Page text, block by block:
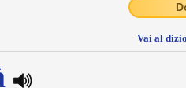
Vai al